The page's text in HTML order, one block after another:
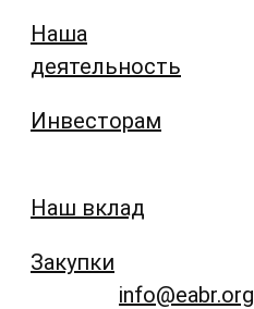
Наша
деятельность
Инвесторам
Наш вклад
Закупки
info@eabr.org